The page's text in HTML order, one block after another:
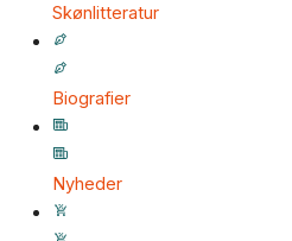
Skønlitteratur
Biografier
Nyheder